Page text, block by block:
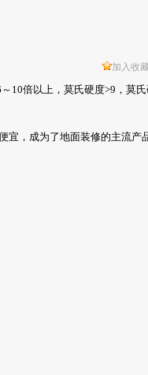
加入收
10倍以上，莫氏硬度>9，莫氏
，成为了地面装修的主流